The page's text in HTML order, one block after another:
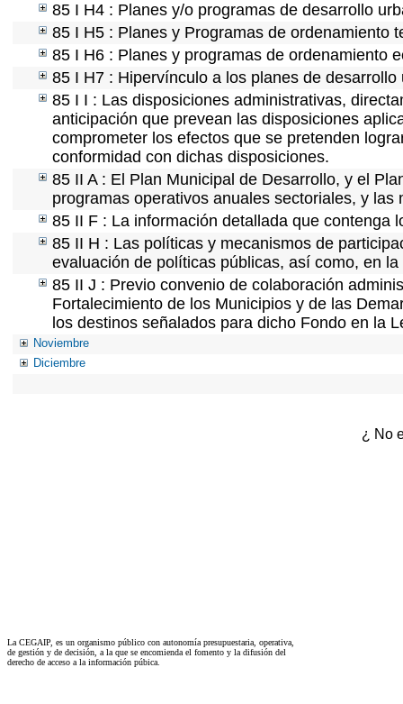
85 I H4 : Planes y/o programas de desarrollo
85 I H5 : Planes y Programas de ordenamiento
85 I H6 : Planes y programas de ordenamiento
85 I H7 : Hipervínculo a los planes de desarrollo
85 I I : Las disposiciones administrativas,
anticipación que prevean las disposiciones
comprometer los efectos que se pretenden
conformidad con dichas disposiciones.
85 II A : El Plan Municipal de Desarrollo, y el
programas operativos anuales sectoriales, y
85 II F : La información detallada que contenga
85 II H : Las políticas y mecanismos de
evaluación de políticas públicas, así como, en
85 II J : Previo convenio de colaboración
Fortalecimiento de los Municipios y de las
los destinos señalados para dicho Fondo en la
Noviembre
Diciembre
¿ No
La CEGAIP, es un organismo público con autonomía presupuestaria, operativa,
de gestión y de decisión, a la que se encomienda el fomento y la difusión del
derecho de acceso a la información púbica.